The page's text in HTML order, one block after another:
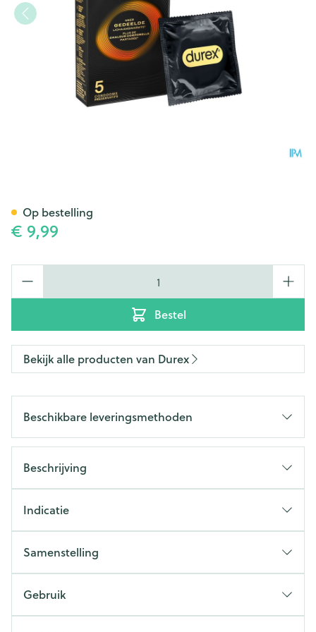
€ 9,99
Bestel
Op bestelling
Bekijk alle producten van Durex
Beschikbare leveringsmethoden
Beschrijving
Indicatie
Samenstelling
Gebruik